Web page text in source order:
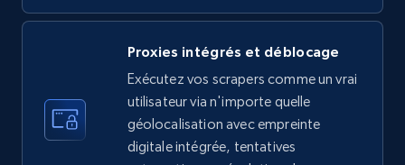
Instagram - Profiles
Account, Fbid, ID, Followers, Posts count, Is
business account, Is professional account, Is
verified, and more.
Proxies intégrés et déblocage
Exécutez vos scrapers comme un vrai
utilisateur via n'importe quelle
géolocalisation avec empreinte
digitale intégrée, tentatives